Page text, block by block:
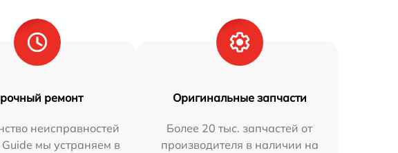
ремонт
неисправностей
мы устраняем в
Оригинальные запчасти
Более 20 тыс. запчастей от
производителя в наличии на